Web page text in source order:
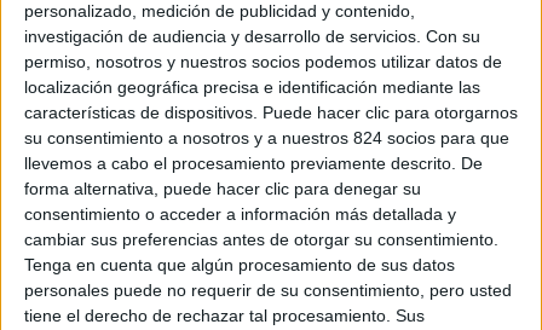
personalizado, medición de publicidad y contenido,
investigación de audiencia y desarrollo de servicios. Con su
permiso, nosotros y nuestros socios podemos utilizar datos de
localización geográfica precisa e identificación mediante las
características de dispositivos. Puede hacer clic para otorgarnos
su consentimiento a nosotros y a nuestros 824 socios para que
llevemos a cabo el procesamiento previamente descrito. De
forma alternativa, puede hacer clic para denegar su
consentimiento o acceder a información más detallada y
cambiar sus preferencias antes de otorgar su consentimiento.
Tenga en cuenta que algún procesamiento de sus datos
personales puede no requerir de su consentimiento, pero usted
tiene el derecho de rechazar tal procesamiento. Sus
Teléfonos de interés
Zona privada
Inicio
Historia
Espacios
Supermercado
Capilla
Club social
Piscinas